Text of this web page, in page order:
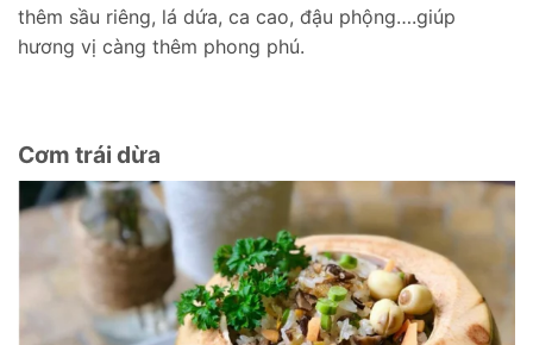
thêm sầu riêng, lá dứa, ca cao, đậu phộng….giúp
hương vị càng thêm phong phú.
Cơm trái dừa